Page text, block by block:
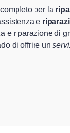
pluriennale nel
Samsung a
di diverse